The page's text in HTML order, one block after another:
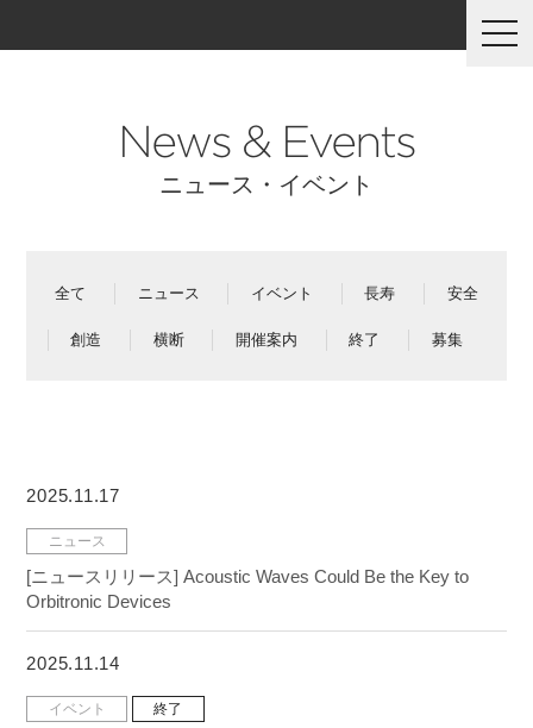
News & Events
ニュース・イベント
全て ニュース イベント 長寿 安全
創造 横断 開催案内 終了 募集
2025.11.17
ニュース
[ニュースリリース] Acoustic Waves Could Be the Key to
Orbitronic Devices
2025.11.14
イベント 終了